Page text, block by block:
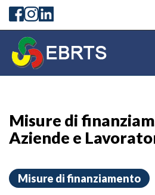
Misure di
Aziende e
Misure di finanziamento